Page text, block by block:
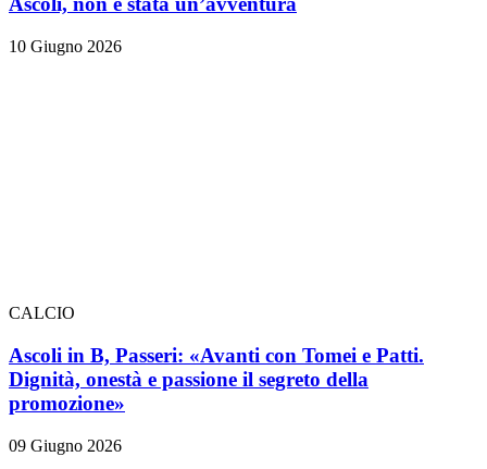
10 Giugno 2026
CALCIO
Ascoli in B, Passeri: «Avanti con Tomei e Patti.
Dignità, onestà e passione il segreto della
promozione»
09 Giugno 2026